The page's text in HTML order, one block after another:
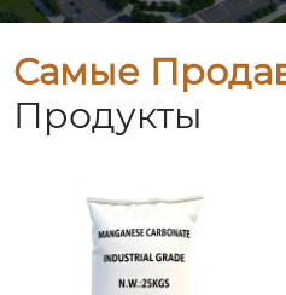
Самые
Продукты